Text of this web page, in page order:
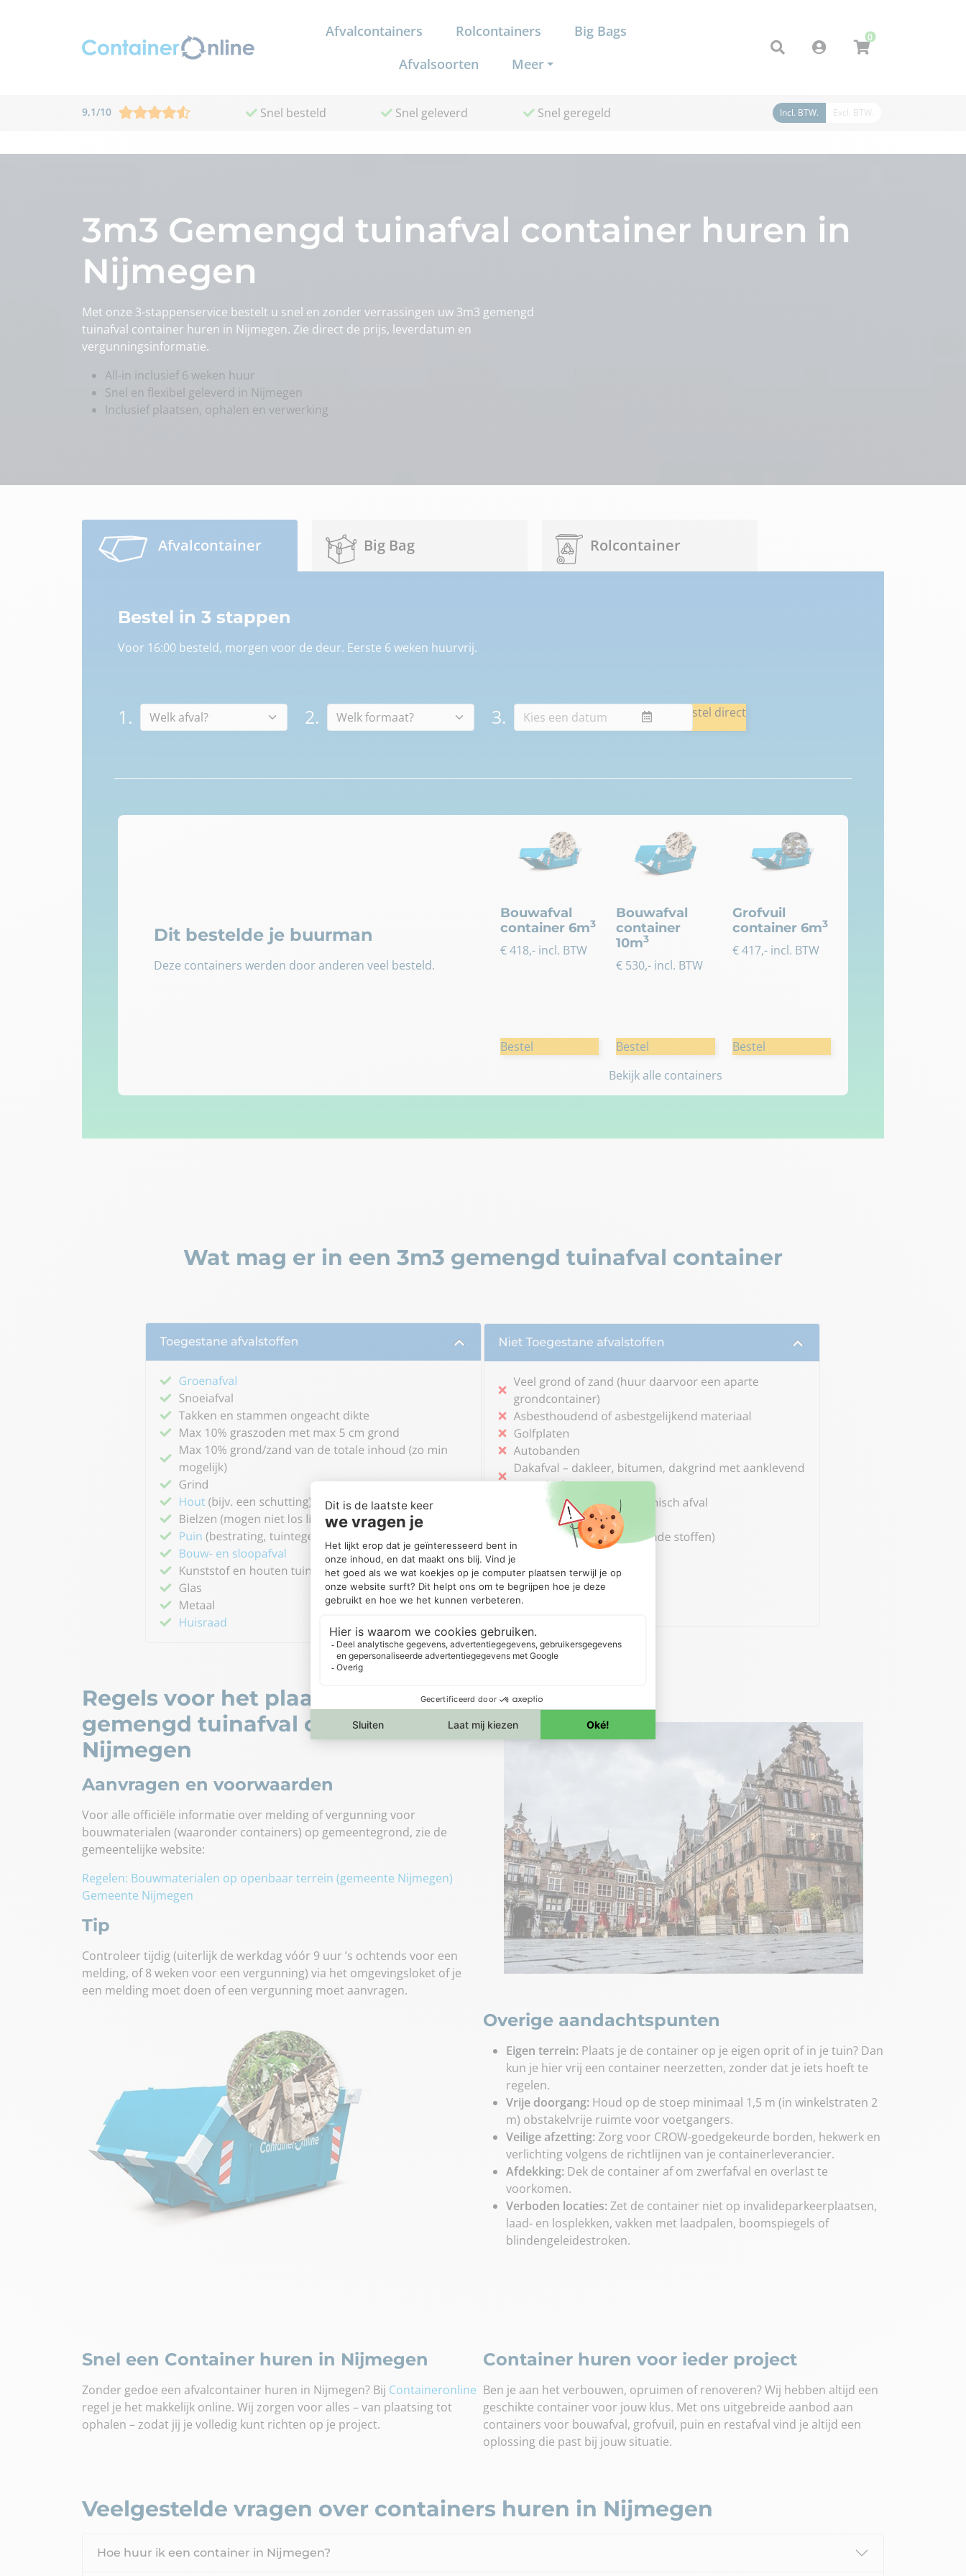
Afvalcontainers Rolcontainers
Big Bags
Afvalsoorten
Meer
Account
0
9,1/10 Snel besteld Snel geleverd Snel geregeld Incl. BTW. Excl. BTW.
3m3 Gemengd tuinafval container huren in
Nijmegen
Met onze 3-stappenservice bestelt u snel en zonder verrassingen uw 3m3 gemengd
tuinafval container huren in Nijmegen. Zie direct de prijs, leverdatum en
vergunningsinformatie.
All-in inclusief 6 weken huur
Snel en flexibel geleverd in Nijmegen
Inclusief plaatsen, ophalen en verwerking
Afvalcontainer Big Bag Rolcontainer
Bestel in 3 stappen
Voor 16:00 besteld, morgen voor de deur. Eerste 6 weken huurvrij.
1. 2. 3. Bestel direct
Dit bestelde je buurman
Deze containers werden door anderen veel besteld.
Bouwafval
container 6m3
€418,- incl. BTW
Bestel
Bouwafval
container
10m3
€ 530,- incl. BTW
Bestel
Grofvuil
container 6m3
€417,- incl. BTW
Bestel
Bekijk alle containers
Wat mag er in een 3m3 gemengd tuinafval container
Regels voor het plaatsen van een
gemengd tuinafval container in
Nijmegen
Aanvragen en voorwaarden
Voor alle officiële informatie over melding of vergunning voor
bouwmaterialen (waaronder containers) op gemeentegrond, zie de
gemeentelijke website:
Regelen: Bouwmaterialen op openbaar terrein (gemeente Nijmegen)
Gemeente Nijmegen
Tip
Controleer tijdig (uiterlijk de werkdag vóór 9 uur ’s ochtends voor een
melding, of 8 weken voor een vergunning) via het omgevingsloket of je
een melding moet doen of een vergunning moet aanvragen.
Overige aandachtspunten
Eigen terrein: Plaats je de container op je eigen oprit of in je tuin? Dan
kun je hier vrij een container neerzetten, zonder dat je iets hoeft te
regelen.
Vrije doorgang: Houd op de stoep minimaal 1,5 m (in winkelstraten 2
m) obstakelvrije ruimte voor voetgangers.
Veilige afzetting:Zorg voor CROW-goedgekeurde borden, hekwerk en
verlichting volgens de richtlijnen van je containerleverancier.
Afdekking: Dek de container af om zwerfafval en overlast te
voorkomen.
Verboden locaties:Zet de container niet op invalideparkeerplaatsen,
laad- en losplekken, vakken met laadpalen, boomspiegels of
blindengeleidestroken.
Snel een Container huren in Nijmegen
Zonder gedoe een afvalcontainer huren in Nijmegen? Bij Containeronline
regel je het makkelijk online. Wij zorgen voor alles – van plaatsing tot
ophalen – zodat jij je volledig kunt richten op je project.
Container huren voor ieder project
Ben je aan het verbouwen, opruimen of renoveren? Wij hebben altijd een
geschikte container voor jouw klus. Met ons uitgebreide aanbod aan
containers voor bouwafval, grofvuil, puin en restafval vind je altijd een
oplossing die past bij jouw situatie.
Veelgestelde vragen over containers huren in Nijmegen
Hoe huur ik een container in Nijmegen?